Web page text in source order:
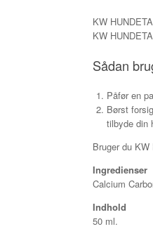
KW
KW
Sådan
Påfør en
Børst
tilbyde din
Bruger du
Ingredienser
Calcium
Indhold
50 ml.